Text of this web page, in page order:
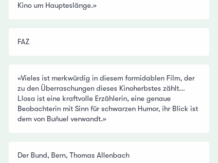
Kino um Haupteslänge.»
FAZ
«Vieles ist merkwürdig in diesem formidablen Film, der
zu den Überraschungen dieses Kinoherbstes zählt...
Llosa ist eine kraftvolle Erzählerin, eine genaue
Beobachterin mit Sinn für schwarzen Humor, ihr Blick ist
dem von Buñuel verwandt.»
Der Bund, Bern, Thomas Allenbach